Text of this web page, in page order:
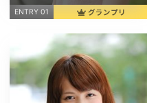
ENTRY 01 グランプリ